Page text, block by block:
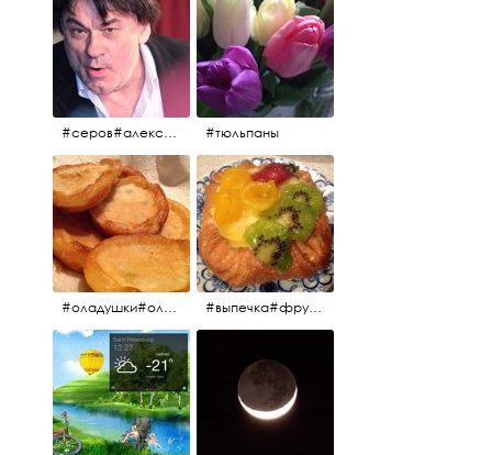
#серов#александрсеров#певец#народныйартист#эстрадныйпевец#композитор#тыменялюбишь#мадонна#ялюблютебядослёз #тюльпаны
#оладушки#оладушкинакефире #оладушкисяблоками #кефир#яблоки С утра испёк, на кефире с яблоками. #выпечка#фрукты#пекарня#зима